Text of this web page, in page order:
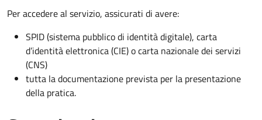
Per accedere al servizio, assicurati di avere:
SPID (sistema pubblico di identità digitale), carta
d’identità elettronica (CIE) o carta nazionale dei servizi
(CNS)
tutta la documentazione prevista per la presentazione
della pratica.